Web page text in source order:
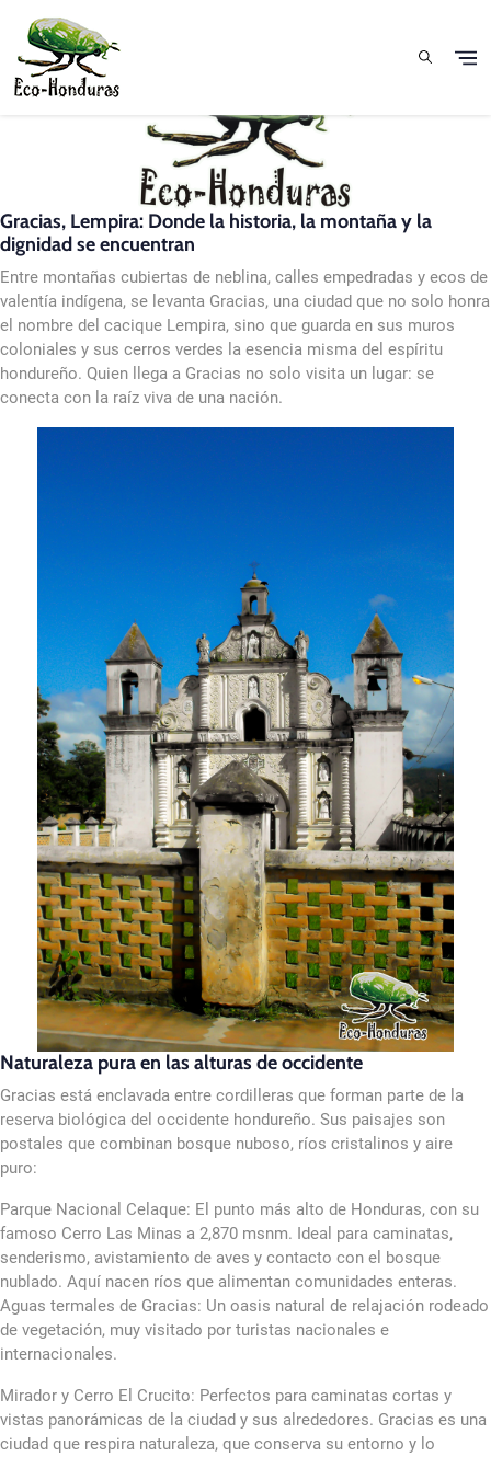
Gracias, Lempira: Donde la historia, la montaña y la
dignidad se encuentran
Entre montañas cubiertas de neblina, calles empedradas y ecos de
valentía indígena, se levanta Gracias, una ciudad que no solo honra
el nombre del cacique Lempira, sino que guarda en sus muros
coloniales y sus cerros verdes la esencia misma del espíritu
hondureño. Quien llega a Gracias no solo visita un lugar: se
conecta con la raíz viva de una nación.
Naturaleza pura en las alturas de occidente
Gracias está enclavada entre cordilleras que forman parte de la
reserva biológica del occidente hondureño. Sus paisajes son
postales que combinan bosque nuboso, ríos cristalinos y aire
puro:
Parque Nacional Celaque: El punto más alto de Honduras, con su
famoso Cerro Las Minas a 2,870 msnm. Ideal para caminatas,
senderismo, avistamiento de aves y contacto con el bosque
nublado. Aquí nacen ríos que alimentan comunidades enteras.
Aguas termales de Gracias: Un oasis natural de relajación rodeado
de vegetación, muy visitado por turistas nacionales e
internacionales.
Mirador y Cerro El Crucito: Perfectos para caminatas cortas y
vistas panorámicas de la ciudad y sus alrededores. Gracias es una
ciudad que respira naturaleza, que conserva su entorno y lo